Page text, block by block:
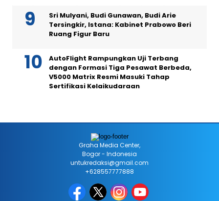
Sri Mulyani, Budi Gunawan, Budi Arie
Tersingkir, Istana: Kabinet Prabowo Beri
Ruang Figur Baru
AutoFlight Rampungkan Uji Terbang
dengan Formasi Tiga Pesawat Berbeda,
V5000 Matrix Resmi Masuki Tahap
Sertifikasi Kelaikudaraan
Graha Media Center,
Bogor - Indonesia
untukredaksi@gmail.com
+628557777888